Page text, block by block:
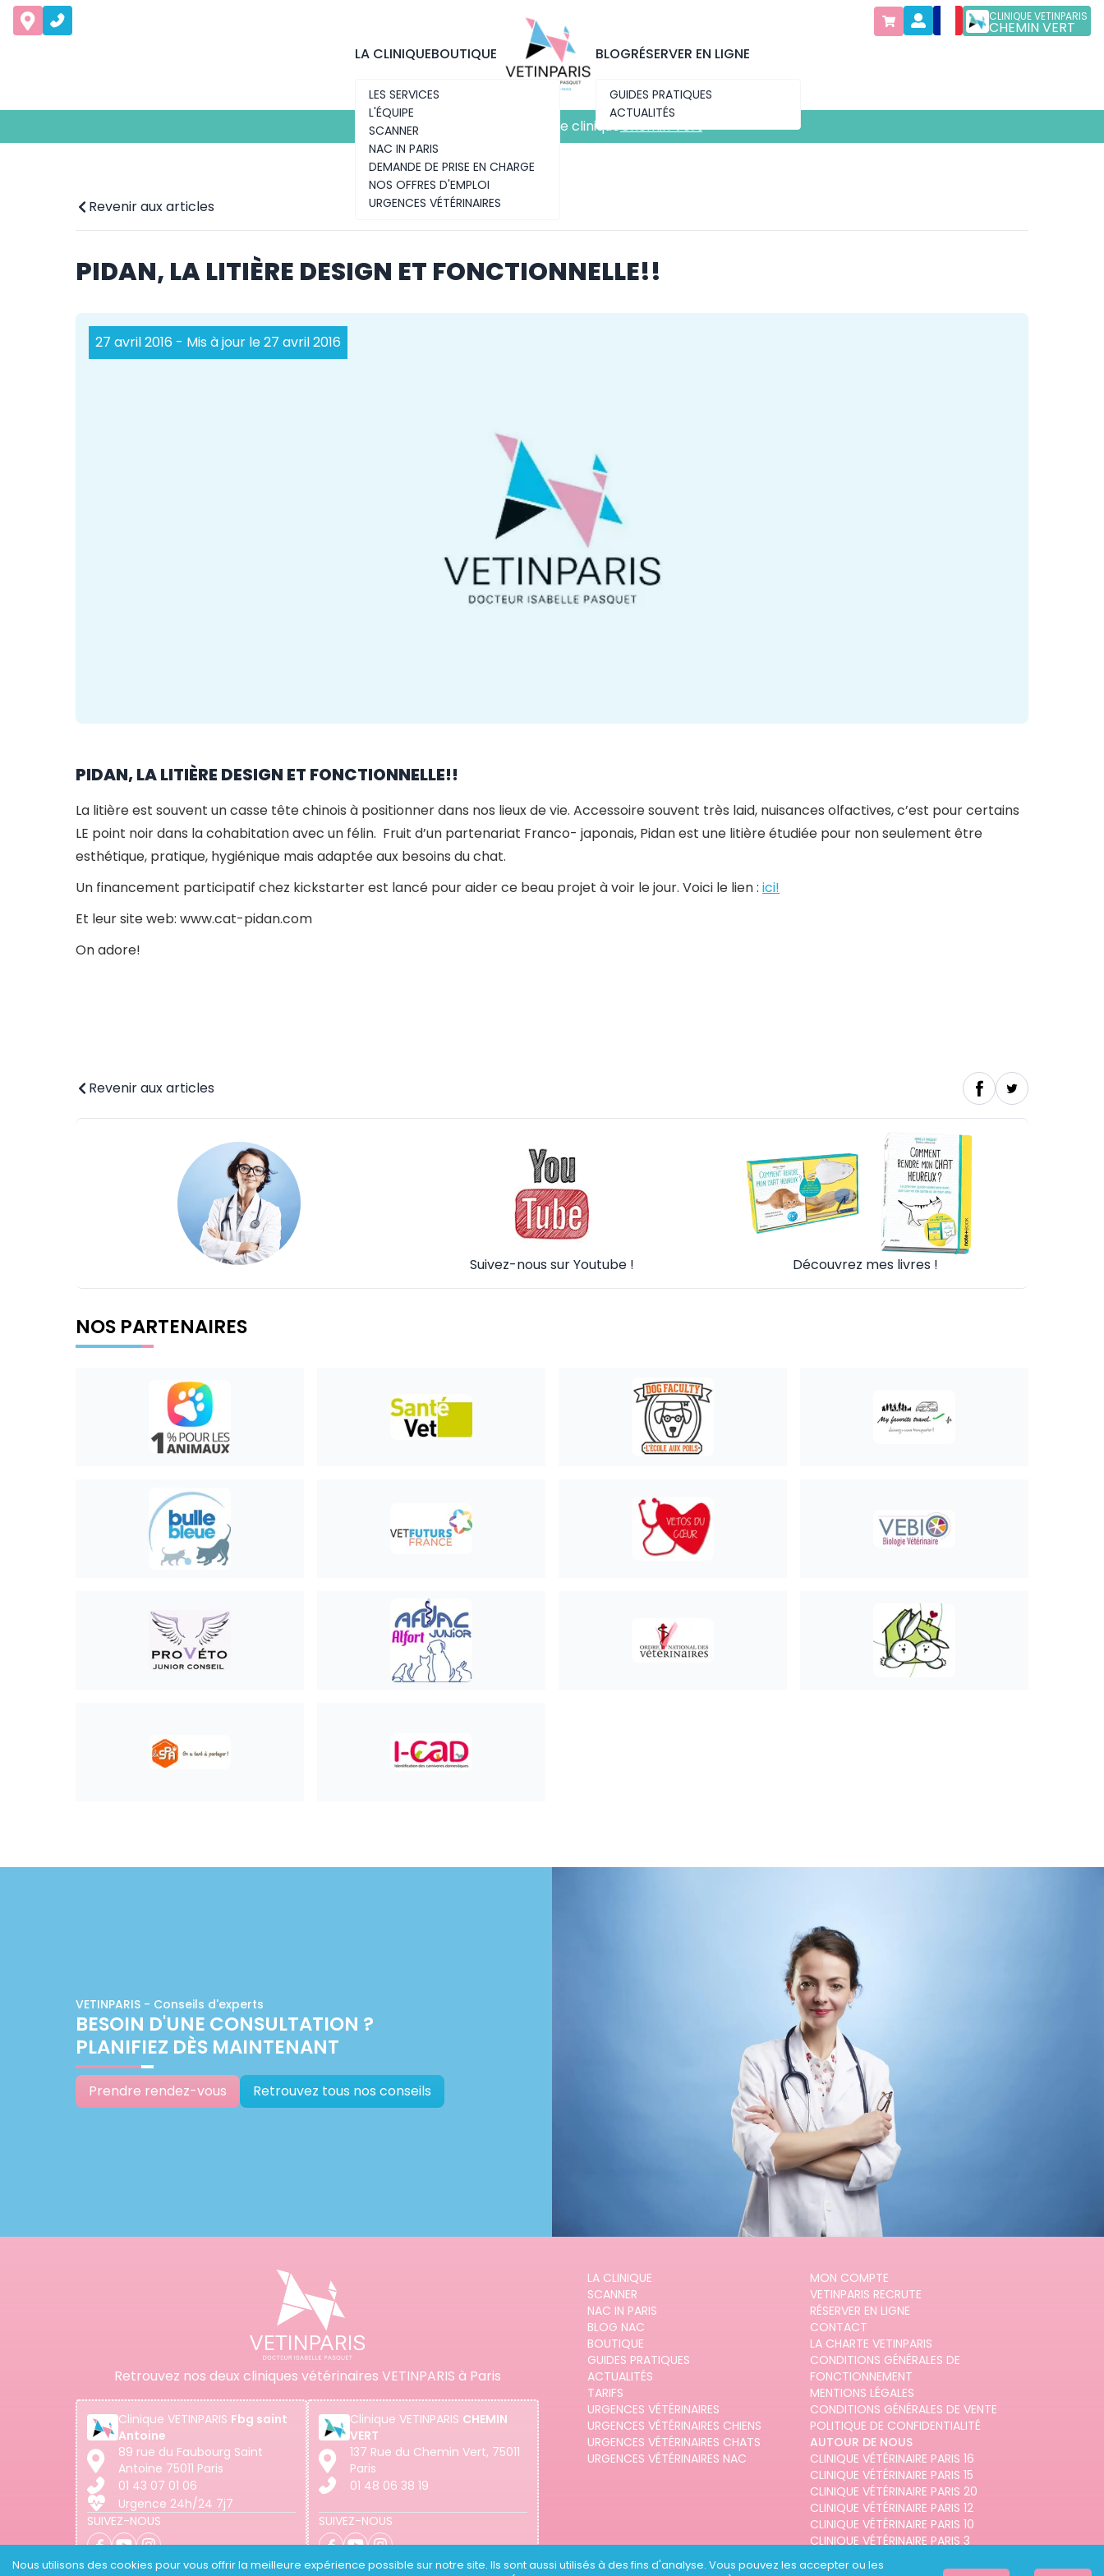
Nous utilisons des cookies pour vous offrir la meilleure expérience possible sur notre site. Ils sont aussi utilisés à des fins d'analyse. Vous pouvez les accepter ou les
CLINIQUE VETINPARIS
CHEMIN VERT
LA CLINIQUE
LES SERVICES
L'ÉQUIPE
SCANNER
NAC IN PARIS
DEMANDE DE PRISE EN CHARGE
NOS OFFRES D'EMPLOI
URGENCES VÉTÉRINAIRES
BOUTIQUE BLOG
GUIDES PRATIQUES
ACTUALITÉS
RÉSERVER EN LIGNE
Découvrez notre nouvelle cliniqueChemin Vert
Découvrez notre nouvelle clinique
Revenir aux articles
PIDAN, LA LITIÈRE DESIGN ET FONCTIONNELLE!!
27 avril 2016 - Mis à jour le 27 avril 2016
PIDAN, LA LITIÈRE DESIGN ET FONCTIONNELLE!!
La litière est souvent un casse tête chinois à positionner dans nos lieux de vie. Accessoire souvent très laid, nuisances olfactives, c’est pour certains
LE point noir dans la cohabitation avec un félin. Fruit d’un partenariat Franco- japonais, Pidan est une litière étudiée pour non seulement être
esthétique, pratique, hygiénique mais adaptée aux besoins du chat.
Un financement participatif chez kickstarter est lancé pour aider ce beau projet à voir le jour. Voici le lien : ici!
Et leur site web: www.cat-pidan.com
On adore!
Revenir aux articles
Suivez-nous sur Youtube ! Découvrez mes livres !
NOS PARTENAIRES
VETINPARIS - Conseils d'experts
BESOIN D'UNE CONSULTATION ?
PLANIFIEZ DÈS MAINTENANT
Prendre rendez-vous Retrouvez tous nos conseils
Retrouvez nos deux cliniques vétérinaires VETINPARIS à Paris
Clinique VETINPARIS Fbg saint
Antoine
89 rue du Faubourg Saint
Antoine 75011 Paris
01 43 07 01 06
Urgence 24h/24 7j7
SUIVEZ-NOUS
Clinique VETINPARIS CHEMIN
VERT
137 Rue du Chemin Vert, 75011
Paris
01 48 06 38 19
SUIVEZ-NOUS
LA CLINIQUE
SCANNER
NAC IN PARIS
BLOG NAC
BOUTIQUE
GUIDES PRATIQUES
ACTUALITÉS
TARIFS
URGENCES VÉTÉRINAIRES
URGENCES VÉTÉRINAIRES CHIENS
URGENCES VÉTÉRINAIRES CHATS
URGENCES VÉTÉRINAIRES NAC
MON COMPTE
VETINPARIS RECRUTE
RÉSERVER EN LIGNE
CONTACT
LA CHARTE VETINPARIS
CONDITIONS GÉNÉRALES DE
FONCTIONNEMENT
MENTIONS LÉGALES
CONDITIONS GÉNÉRALES DE VENTE
POLITIQUE DE CONFIDENTIALITÉ
AUTOUR DE NOUS
CLINIQUE VÉTÉRINAIRE PARIS 16
CLINIQUE VÉTÉRINAIRE PARIS 15
CLINIQUE VÉTÉRINAIRE PARIS 20
CLINIQUE VÉTÉRINAIRE PARIS 12
CLINIQUE VÉTÉRINAIRE PARIS 10
CLINIQUE VÉTÉRINAIRE PARIS 3